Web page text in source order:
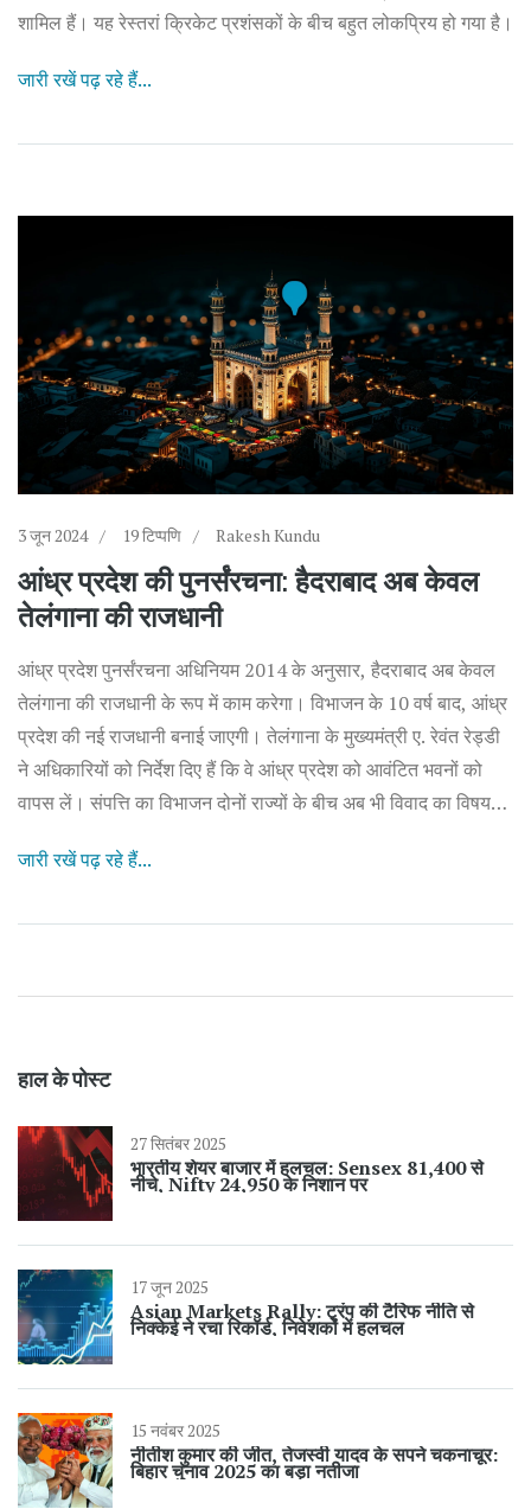
शामिल हैं। यह रेस्तरां क्रिकेट प्रशंसकों के बीच बहुत लोकप्रिय हो गया है।
जारी रखें पढ़ रहे हैं...
3 जून 2024 19 टिप्पणि Rakesh Kundu
आंध्र प्रदेश की पुनर्संरचना: हैदराबाद अब केवल
तेलंगाना की राजधानी
आंध्र प्रदेश पुनर्संरचना अधिनियम 2014 के अनुसार, हैदराबाद अब केवल
तेलंगाना की राजधानी के रूप में काम करेगा। विभाजन के 10 वर्ष बाद, आंध्र
प्रदेश की नई राजधानी बनाई जाएगी। तेलंगाना के मुख्यमंत्री ए. रेवंत रेड्डी
ने अधिकारियों को निर्देश दिए हैं कि वे आंध्र प्रदेश को आवंटित भवनों को
वापस लें। संपत्ति का विभाजन दोनों राज्यों के बीच अब भी विवाद का विषय
जारी रखें पढ़ रहे हैं...
हाल के पोस्ट
27 सितंबर 2025
भारतीय शेयर बाजार में हलचल: Sensex 81,400 से
नीचे, Nifty 24,950 के निशान पर
17 जून 2025
Asian Markets Rally: ट्रंप की टैरिफ नीति से
निक्केई ने रचा रिकॉर्ड, निवेशकों में हलचल
15 नवंबर 2025
नीतीश कुमार की जीत, तेजस्वी यादव के सपने चकनाचूर:
बिहार चुनाव 2025 का बड़ा नतीजा